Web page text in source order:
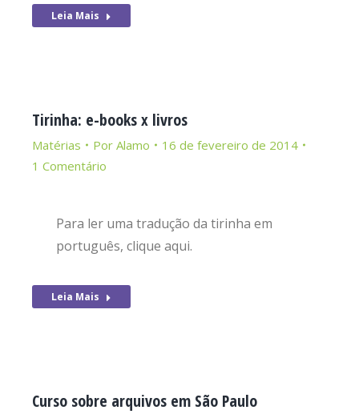
Leia Mais
Tirinha: e-books x livros
Matérias Por Alamo
16 de fevereiro de 2014
1 Comentário
Para ler uma tradução da tirinha em
português, clique aqui.
Leia Mais
Curso sobre arquivos em São Paulo